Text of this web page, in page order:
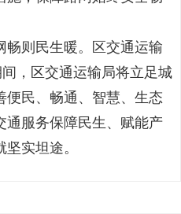
则民生暖。区交通运输
，区交通运输局将立足城
便民、畅通、智慧、生态
通服务保障民生、赋能产
实坦途。